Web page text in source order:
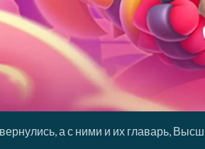
а с ними и их главарь,